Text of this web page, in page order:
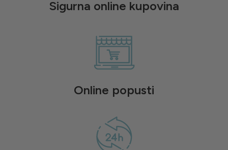
Sigurna online kupovina
Online popusti